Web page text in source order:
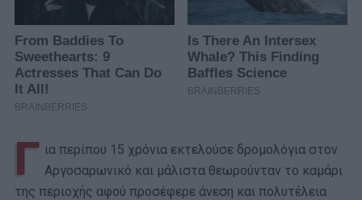
Γ ια περίπου 15 χρόνια εκτελούσε δρομολόγια στον
Αργοσαρωνικό και μάλιστα θεωρούνταν το καμάρι
της περιοχής αφού προσέφερε άνεση και πολυτέλεια